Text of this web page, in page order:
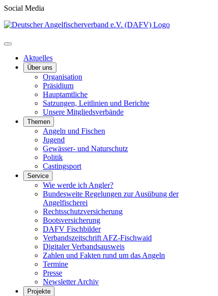
Social Media
Aktuelles
Über uns
Organisation
Präsidium
Hauptamtliche
Satzungen, Leitlinien und Berichte
Unsere Mitgliedsverbände
Themen
Angeln und Fischen
Jugend
Gewässer- und Naturschutz
Politik
Castingsport
Service
Wie werde ich Angler?
Bundesweite Regelungen zur Ausübung der
Angelfischerei
Rechtsschutzversicherung
Bootsversicherung
DAFV Fischbilder
Verbandszeitschrift AFZ-Fischwaid
Digitaler Verbandsausweis
Zahlen und Fakten rund um das Angeln
Termine
Presse
Newsletter Archiv
Projekte